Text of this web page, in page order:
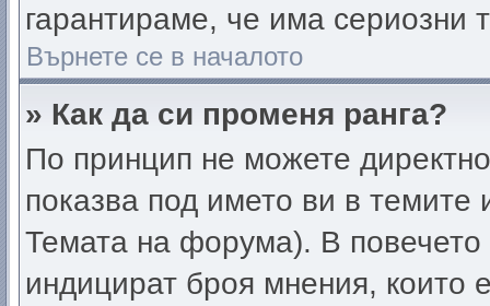
гарантираме, че има сериозни
Върнете се в началото
» Как да си променя ранга?
По принцип не можете
показва под името ви в
Темата на форума). В повечето
индицират броя мнения, които